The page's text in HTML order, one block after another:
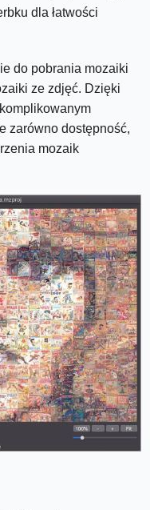
dla łatwości
do pobrania mozaiki
ze zdjęć. Dzięki
zarówno dostępność,
mozaik